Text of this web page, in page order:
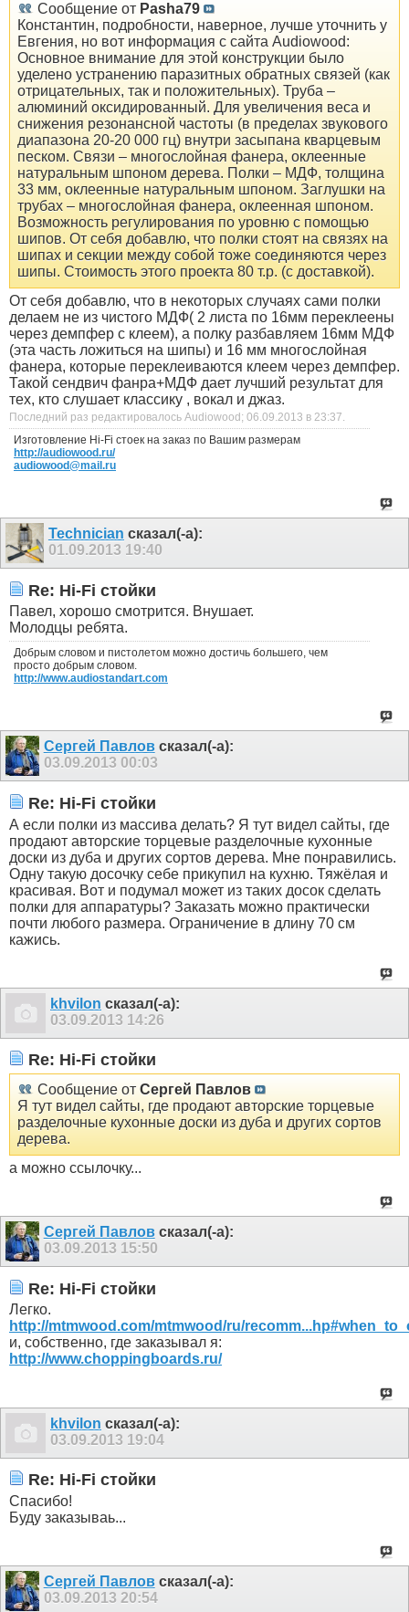
Сообщение от Pasha79
Константин, подробности, наверное, лучше уточнить у
Евгения, но вот информация с сайта Audiowood:
Основное внимание для этой конструкции было
уделено устранению паразитных обратных связей (как
отрицательных, так и положительных). Труба –
алюминий оксидированный. Для увеличения веса и
снижения резонансной частоты (в пределах звукового
диапазона 20-20 000 гц) внутри засыпана кварцевым
песком. Связи – многослойная фанера, оклеенные
натуральным шпоном дерева. Полки – МДФ, толщина
33 мм, оклеенные натуральным шпоном. Заглушки на
трубах – многослойная фанера, оклеенная шпоном.
Возможность регулирования по уровню с помощью
шипов. От себя добавлю, что полки стоят на связях на
шипах и секции между собой тоже соединяются через
шипы. Стоимость этого проекта 80 т.р. (с доставкой).
От себя добавлю, что в некоторых случаях сами полки
делаем не из чистого МДФ( 2 листа по 16мм переклеены
через демпфер с клеем), а полку разбавляем 16мм МДФ
(эта часть ложиться на шипы) и 16 мм многослойная
фанера, которые переклеиваются клеем через демпфер.
Такой сендвич фанра+МДФ дает лучший результат для
тех, кто слушает классику , вокал и джаз.
Последний раз редактировалось Audiowood; 06.09.2013 в 23:37.
Изготовление Hi-Fi стоек на заказ по Вашим размерам
http://audiowood.ru/
audiowood@mail.ru
Technician сказал(-а):
01.09.2013 19:40
Re: Hi-Fi стойки
Павел, хорошо смотрится. Внушает.
Молодцы ребята.
Добрым словом и пистолетом можно достичь большего, чем
просто добрым словом.
http://www.audiostandart.com
Сергей Павловсказал(-а):
03.09.2013 00:03
Re: Hi-Fi стойки
А если полки из массива делать? Я тут видел сайты, где
продают авторские торцевые разделочные кухонные
доски из дуба и других сортов дерева. Мне понравились.
Одну такую досочку себе прикупил на кухню. Тяжёлая и
красивая. Вот и подумал может из таких досок сделать
полки для аппаратуры? Заказать можно практически
почти любого размера. Ограничение в длину 70 см
кажись.
khvilon сказал(-а):
03.09.2013 14:26
Re: Hi-Fi стойки
Сообщение от Сергей Павлов
Я тут видел сайты, где продают авторские торцевые
разделочные кухонные доски из дуба и других сортов
дерева.
а можно ссылочку...
Сергей Павловсказал(-а):
03.09.2013 15:50
Re: Hi-Fi стойки
Легко.
http://mtmwood.com/mtmwood/ru/
и, собственно, где заказывал я:
http://www.choppingboards.ru/
khvilon сказал(-а):
03.09.2013 19:04
Re: Hi-Fi стойки
Спасибо!
Буду заказываь...
Сергей Павловсказал(-а):
03.09.2013 20:54